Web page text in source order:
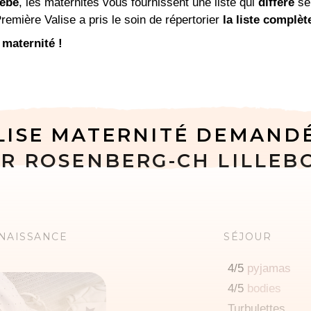
Valise a pris le soin de répertorier la liste
!
MATERNITÉ
ROSENBERG-CH
SÉJOUR
4/5 pyjamas
4/5 bodies